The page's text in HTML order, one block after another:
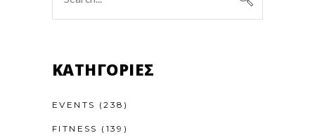
KΑΤΗΓΟΡΊΕΣ
EVENTS (238)
FITNESS (139)